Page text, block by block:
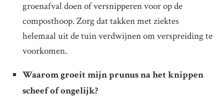
groenafval doen of versnipperen voor op de
composthoop. Zorg dat takken met ziektes
helemaal uit de tuin verdwijnen om verspreiding te
voorkomen.
Waarom groeit mijn prunus na het knippen
scheef of ongelijk?